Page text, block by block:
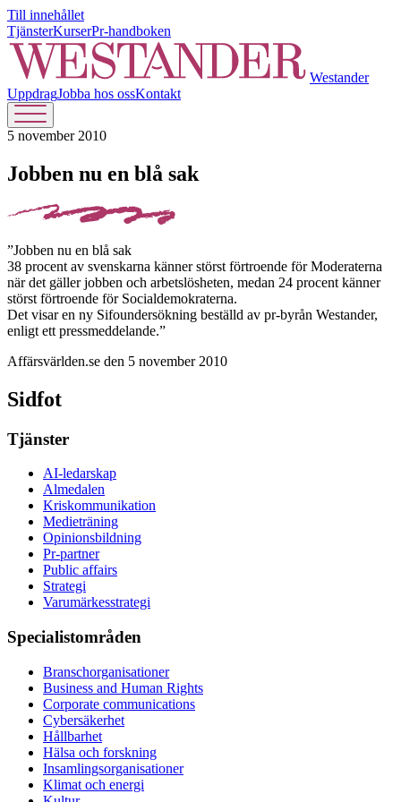
Till innehållet
TjänsterKurserPr-handboken
Westander
UppdragJobba hos ossKontakt
5 november 2010
Jobben nu en blå sak
”Jobben nu en blå sak
38 procent av svenskarna känner störst förtroende för Moderaterna
när det gäller jobben och arbetslösheten, medan 24 procent känner
störst förtroende för Socialdemokraterna.
Det visar en ny Sifoundersökning beställd av pr-byrån Westander,
enligt ett pressmeddelande.”
Affärsvärlden.se den 5 november 2010
Sidfot
Tjänster
AI-ledarskap
Almedalen
Kris­kommunikation
Medieträning
Opinionsbildning
Pr-partner
Public affairs
Strategi
Varumärkesstrategi
Specialistområden
Branschorganisationer
Business and Human Rights
Corporate communications
Cybersäkerhet
Hållbarhet
Hälsa och forskning
Insamlingsorganisationer
Klimat och energi